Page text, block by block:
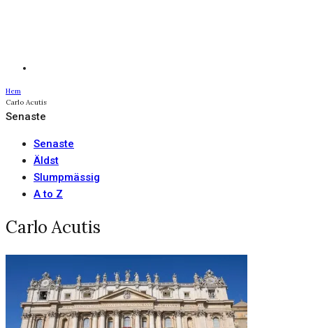
Hem
Carlo Acutis
Senaste
Senaste
Äldst
Slumpmässig
A to Z
Carlo Acutis